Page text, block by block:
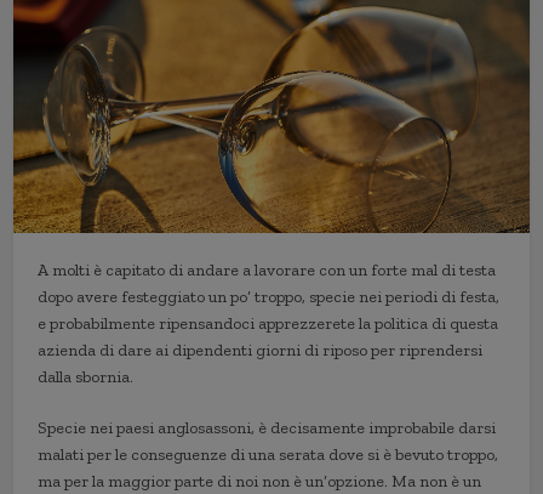
A molti è capitato di andare a lavorare con un forte mal di testa
dopo avere festeggiato un po’ troppo, specie nei periodi di festa,
e probabilmente ripensandoci apprezzerete la politica di questa
azienda di dare ai dipendenti giorni di riposo per riprendersi
dalla sbornia.
Specie nei paesi anglosassoni, è decisamente improbabile darsi
malati per le conseguenze di una serata dove si è bevuto troppo,
ma per la maggior parte di noi non è un’opzione. Ma non è un